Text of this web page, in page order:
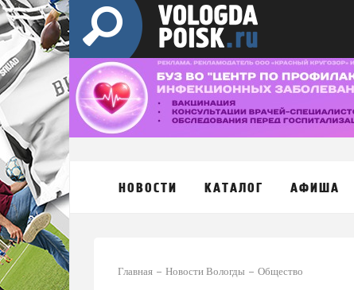
НОВОСТИ КАТАЛОГ АФИША
Главная Новости Вологды Общество